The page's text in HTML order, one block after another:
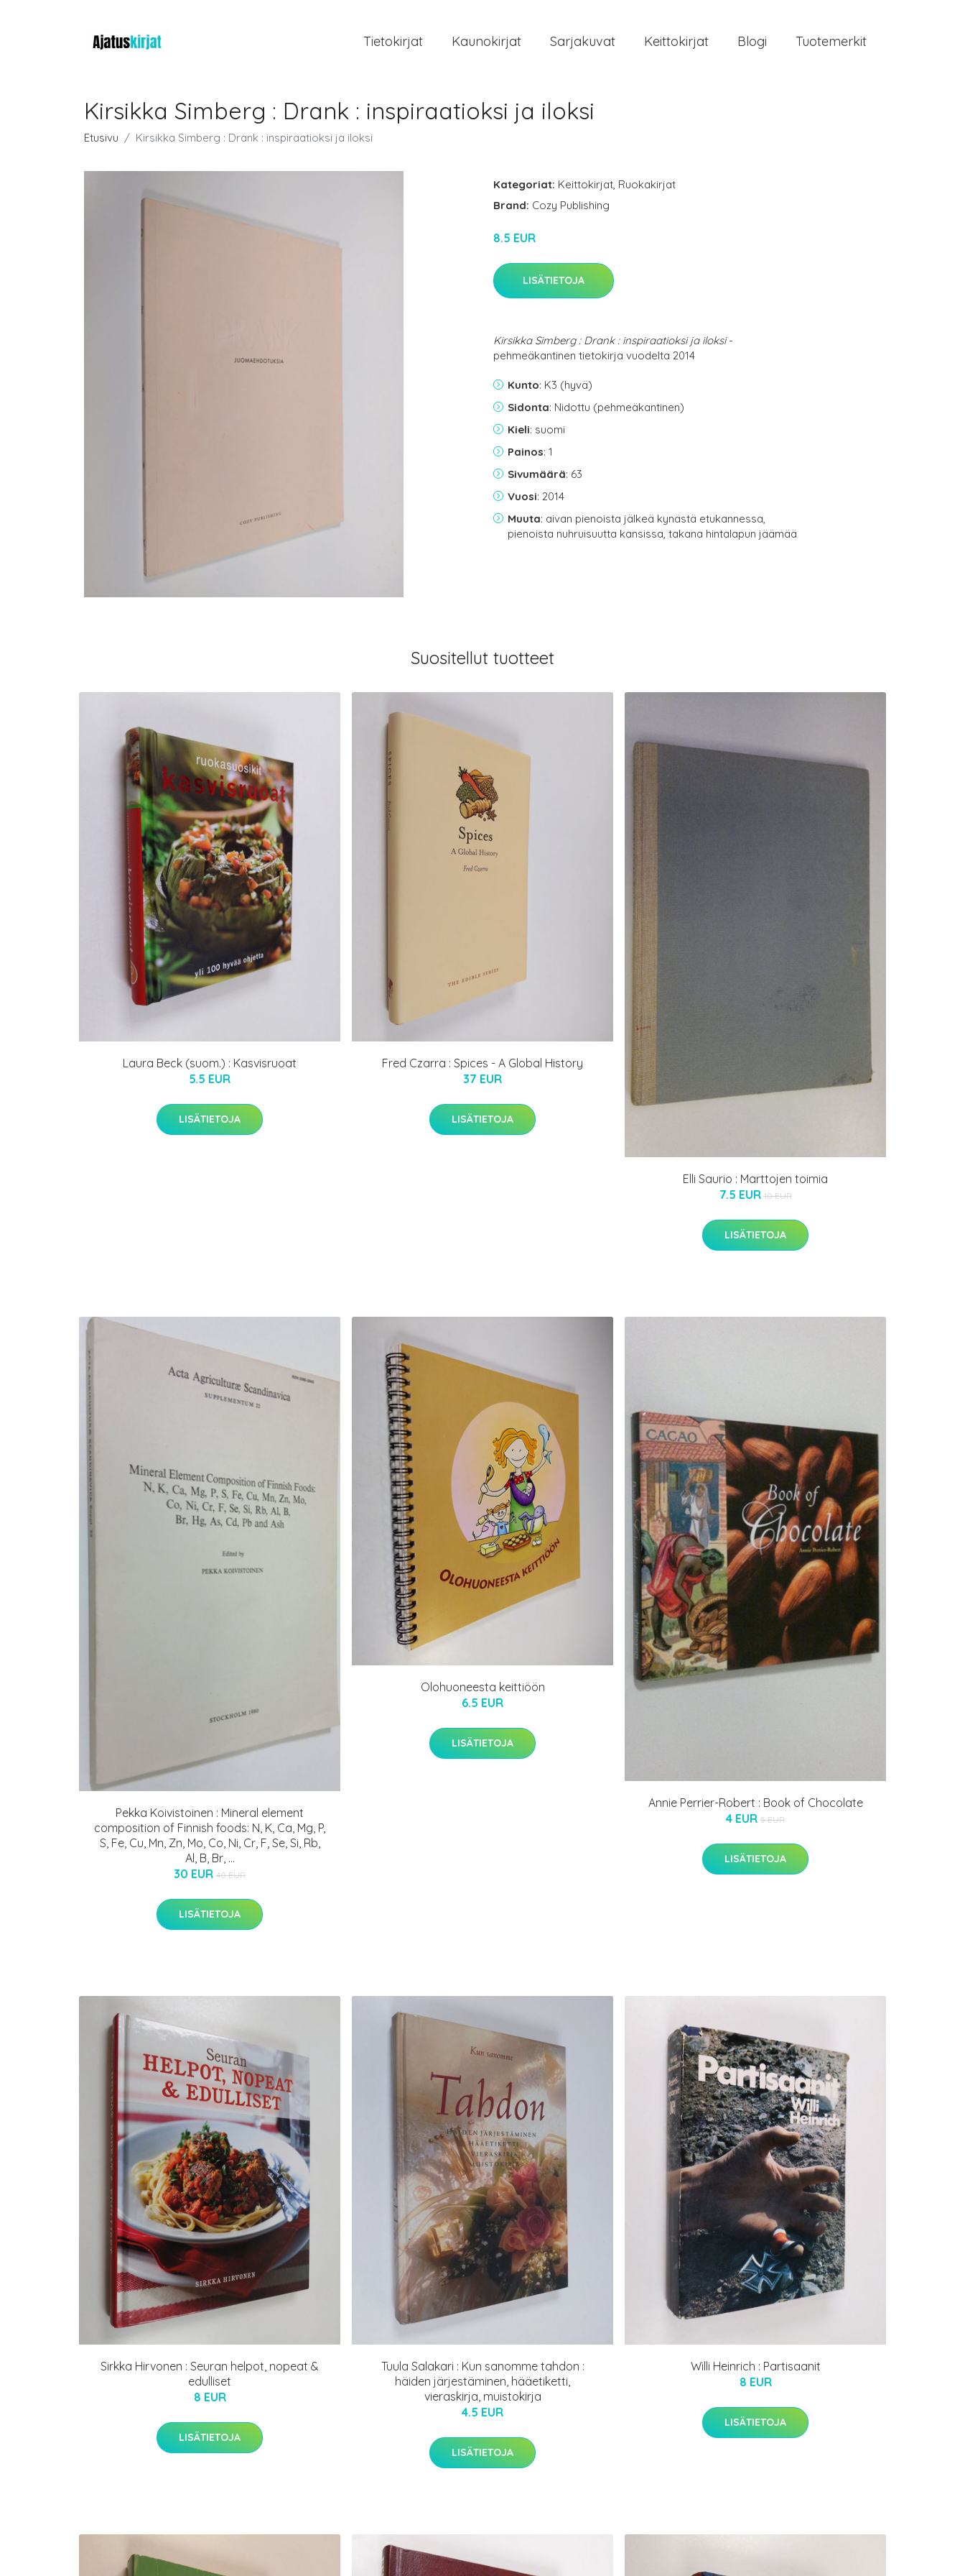
Tietokirjat Kaunokirjat Sarjakuvat Keittokirjat Blogi Tuotemerkit
Kirsikka Simberg : Drank : inspiraatioksi ja iloksi
Etusivu Kirsikka Simberg : Drank : inspiraatioksi ja iloksi
Kategoriat: Keittokirjat, Ruokakirjat
Brand: Cozy Publishing
8.5 EUR
LISÄTIETOJA
Kirsikka Simberg : Drank : inspiraatioksi ja iloksi-
pehmeäkantinen tietokirja vuodelta 2014
Kunto: K3 (hyvä)
Sidonta: Nidottu (pehmeäkantinen)
Kieli: suomi
Painos: 1
Sivumäärä: 63
Vuosi: 2014
Muuta: aivan pienoista jälkeä kynästä etukannessa,
pienoista nuhruisuutta kansissa, takana hintalapun jäämää
Suositellut tuotteet
Laura Beck (suom.) : Kasvisruoat
5.5 EUR
LISÄTIETOJA
Fred Czarra : Spices - A Global History
37 EUR
LISÄTIETOJA
Elli Saurio : Marttojen toimia
7.5 EUR 10 EUR
LISÄTIETOJA
Pekka Koivistoinen : Mineral element
composition of Finnish foods: N, K, Ca, Mg, P,
S, Fe, Cu, Mn, Zn, Mo, Co, Ni, Cr, F, Se, Si, Rb,
Al, B, Br, ...
30 EUR 40 EUR
LISÄTIETOJA
Olohuoneesta keittiöön
6.5 EUR
LISÄTIETOJA
Annie Perrier-Robert : Book of Chocolate
4 EUR 5 EUR
LISÄTIETOJA
Sirkka Hirvonen : Seuran helpot, nopeat &
edulliset
8 EUR
LISÄTIETOJA
Tuula Salakari : Kun sanomme tahdon :
häiden järjestäminen, hääetiketti,
vieraskirja, muistokirja
4.5 EUR
LISÄTIETOJA
Willi Heinrich : Partisaanit
8 EUR
LISÄTIETOJA